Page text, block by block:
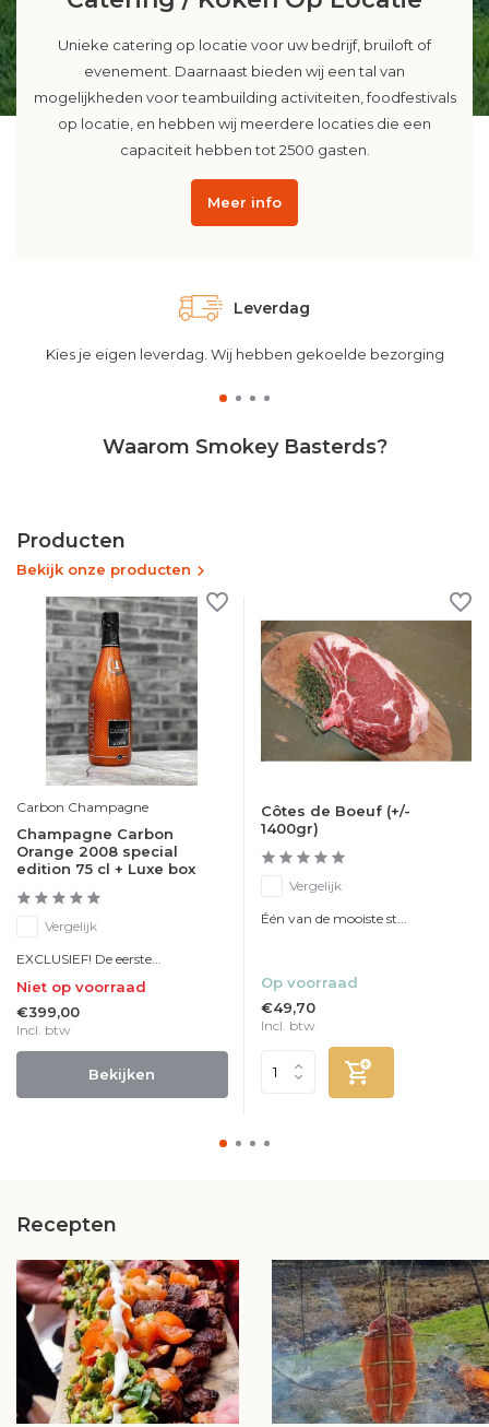
Unieke catering op locatie voor uw bedrijf, bruiloft of
evenement. Daarnaast bieden wij een tal van
mogelijkheden voor teambuilding activiteiten, foodfestivals
op locatie, en hebben wij meerdere locaties die een
capaciteit hebben tot 2500 gasten.
Meer info
Waarom Smokey Basterds?
Gekoeld transport
Wij hebben gekoeld transport
Producten
Bekijk onze producten
Carbon Champagne
Champagne Carbon
Orange 2008 special
edition 75 cl + Luxe box
Vergelijk
EXCLUSIEF! De eerste...
Niet op voorraad
€399,00
Incl. btw
Bekijken
Côtes de Boeuf (+/-
1400gr)
Vergelijk
Één van de mooiste st...
Op voorraad
€49,70
Incl. btw
Recepten